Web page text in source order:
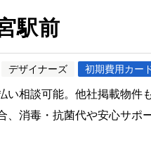
駅前
デザイナーズ 初期費用カー
相談可能。他社掲載物
、消毒・抗菌代や安心サ